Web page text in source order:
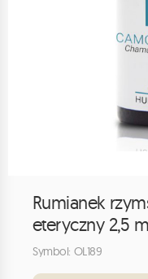
Rumianek
eteryczny 2,5
Symbol: OL189